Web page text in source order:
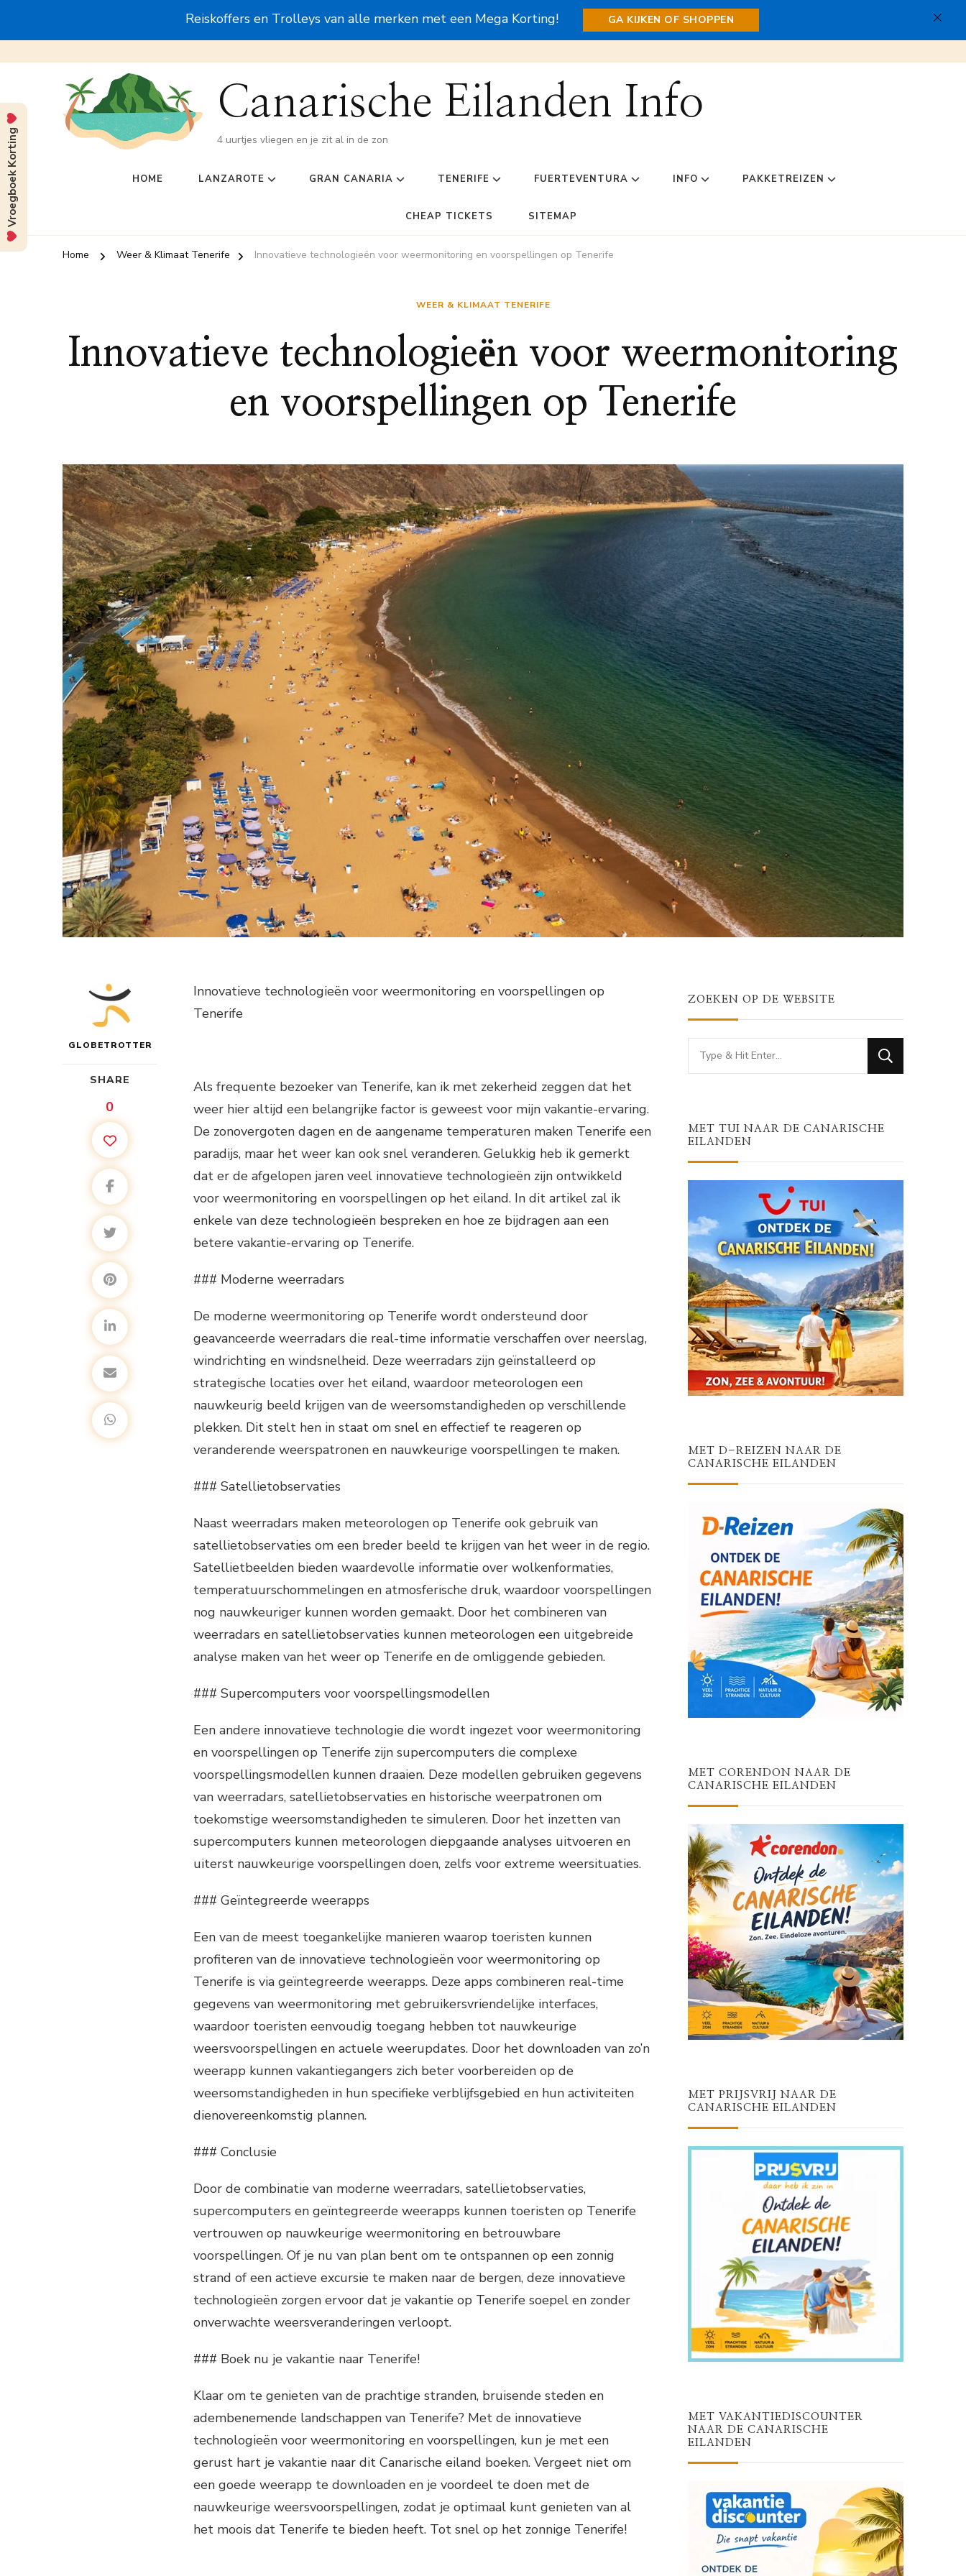
Reiskoffers en Trolleys van alle merken met een Mega Korting! GA KIJKEN OF SHOPPEN
Canarische Eilanden Info
4 uurtjes vliegen en je zit al in de zon
HOME LANZAROTE GRAN CANARIA TENERIFE FUERTEVENTURA INFO PAKKETREIZEN
CHEAP TICKETS SITEMAP
Home Weer & Klimaat Tenerife Innovatieve technologieën voor weermonitoring en voorspellingen op Tenerife
WEER & KLIMAAT TENERIFE
Innovatieve technologieën voor weermonitoring
en voorspellingen op Tenerife
GLOBETROTTER
SHARE
0
Innovatieve technologieën voor weermonitoring en voorspellingen op
Tenerife
Als frequente bezoeker van Tenerife, kan ik met zekerheid zeggen dat het
weer hier altijd een belangrijke factor is geweest voor mijn vakantie-ervaring.
De zonovergoten dagen en de aangename temperaturen maken Tenerife een
paradijs, maar het weer kan ook snel veranderen. Gelukkig heb ik gemerkt
dat er de afgelopen jaren veel innovatieve technologieën zijn ontwikkeld
voor weermonitoring en voorspellingen op het eiland. In dit artikel zal ik
enkele van deze technologieën bespreken en hoe ze bijdragen aan een
betere vakantie-ervaring op Tenerife.
### Moderne weerradars
De moderne weermonitoring op Tenerife wordt ondersteund door
geavanceerde weerradars die real-time informatie verschaffen over neerslag,
windrichting en windsnelheid. Deze weerradars zijn geïnstalleerd op
strategische locaties over het eiland, waardoor meteorologen een
nauwkeurig beeld krijgen van de weersomstandigheden op verschillende
plekken. Dit stelt hen in staat om snel en effectief te reageren op
veranderende weerspatronen en nauwkeurige voorspellingen te maken.
### Satellietobservaties
Naast weerradars maken meteorologen op Tenerife ook gebruik van
satellietobservaties om een breder beeld te krijgen van het weer in de regio.
Satellietbeelden bieden waardevolle informatie over wolkenformaties,
temperatuurschommelingen en atmosferische druk, waardoor voorspellingen
nog nauwkeuriger kunnen worden gemaakt. Door het combineren van
weerradars en satellietobservaties kunnen meteorologen een uitgebreide
analyse maken van het weer op Tenerife en de omliggende gebieden.
### Supercomputers voor voorspellingsmodellen
Een andere innovatieve technologie die wordt ingezet voor weermonitoring
en voorspellingen op Tenerife zijn supercomputers die complexe
voorspellingsmodellen kunnen draaien. Deze modellen gebruiken gegevens
van weerradars, satellietobservaties en historische weerpatronen om
toekomstige weersomstandigheden te simuleren. Door het inzetten van
supercomputers kunnen meteorologen diepgaande analyses uitvoeren en
uiterst nauwkeurige voorspellingen doen, zelfs voor extreme weersituaties.
### Geïntegreerde weerapps
Een van de meest toegankelijke manieren waarop toeristen kunnen
profiteren van de innovatieve technologieën voor weermonitoring op
Tenerife is via geïntegreerde weerapps. Deze apps combineren real-time
gegevens van weermonitoring met gebruikersvriendelijke interfaces,
waardoor toeristen eenvoudig toegang hebben tot nauwkeurige
weersvoorspellingen en actuele weerupdates. Door het downloaden van zo’n
weerapp kunnen vakantiegangers zich beter voorbereiden op de
weersomstandigheden in hun specifieke verblijfsgebied en hun activiteiten
dienovereenkomstig plannen.
### Conclusie
Door de combinatie van moderne weerradars, satellietobservaties,
supercomputers en geïntegreerde weerapps kunnen toeristen op Tenerife
vertrouwen op nauwkeurige weermonitoring en betrouwbare
voorspellingen. Of je nu van plan bent om te ontspannen op een zonnig
strand of een actieve excursie te maken naar de bergen, deze innovatieve
technologieën zorgen ervoor dat je vakantie op Tenerife soepel en zonder
onverwachte weersveranderingen verloopt.
### Boek nu je vakantie naar Tenerife!
Klaar om te genieten van de prachtige stranden, bruisende steden en
adembenemende landschappen van Tenerife? Met de innovatieve
technologieën voor weermonitoring en voorspellingen, kun je met een
gerust hart je vakantie naar dit Canarische eiland boeken. Vergeet niet om
een goede weerapp te downloaden en je voordeel te doen met de
nauwkeurige weersvoorspellingen, zodat je optimaal kunt genieten van al
het moois dat Tenerife te bieden heeft. Tot snel op het zonnige Tenerife!
ZOEKEN OP DE WEBSITE
Looking
for
MET TUI NAAR DE CANARISCHE
EILANDEN
MET D-REIZEN NAAR DE
CANARISCHE EILANDEN
MET CORENDON NAAR DE
CANARISCHE EILANDEN
MET PRIJSVRIJ NAAR DE
CANARISCHE EILANDEN
MET VAKANTIEDISCOUNTER
NAAR DE CANARISCHE
EILANDEN
Vroegboek Korting